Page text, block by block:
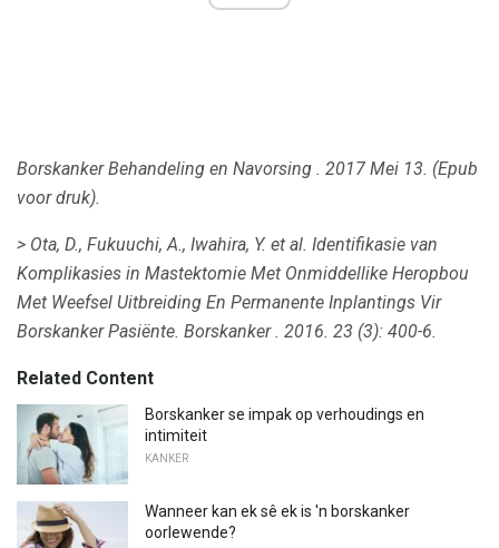
Borskanker Behandeling en Navorsing . 2017 Mei 13. (Epub
voor druk).
> Ota, D., Fukuuchi, A., Iwahira, Y. et al. Identifikasie van
Komplikasies in Mastektomie Met Onmiddellike Heropbou
Met Weefsel Uitbreiding En Permanente Inplantings Vir
Borskanker Pasiënte. Borskanker. 2016. 23 (3): 400-6.
Related Content
Borskanker se impak op verhoudings en
intimiteit
KANKER
Wanneer kan ek sê ek is 'n borskanker
oorlewende?